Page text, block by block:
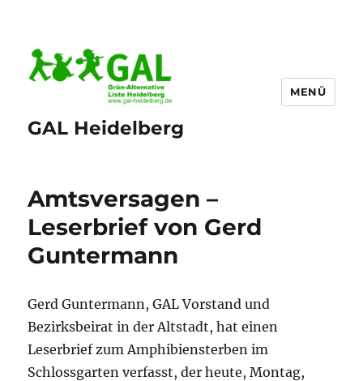
GAL Heidelberg
MENÜ
Amtsversagen –
Leserbrief von Gerd
Guntermann
Gerd Guntermann, GAL Vorstand und
Bezirksbeirat in der Altstadt, hat einen
Leserbrief zum Amphibiensterben im
Schlossgarten verfasst, der heute, Montag,